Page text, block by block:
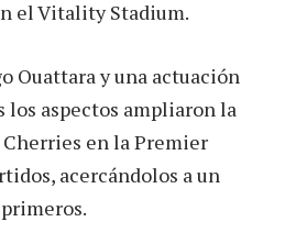
el Vitality Stadium.
Ouattara y una actuación
los aspectos ampliaron la
en la Premier
acercándolos a un